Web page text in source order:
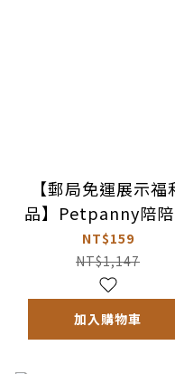
【郵局免運展示福
品】Petpanny陪
寵物外出斜背包 | 簡
小品（些許汙漬痕跡,
不影響正常使用）
NT$159
NT$1,147
加入購物車